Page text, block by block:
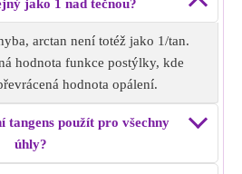
jako 1 nad tečnou?
arctan není totéž jako 1/tan.
hodnota funkce postýlky, kde
hodnota opálení.
tangens použít pro všechny
úhly?